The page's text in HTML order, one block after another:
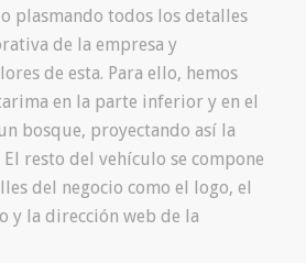
plasmando todos los detalles
de la empresa y
de esta. Para ello, hemos
en la parte inferior y en el
bosque, proyectando así la
resto del vehículo se compone
del negocio como el logo, el
y la dirección web de la